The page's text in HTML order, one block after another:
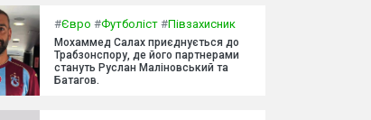
#Євро #Футболіст #Півзахисник
Мохаммед Салах приєднується до
Трабзонспору, де його партнерами
стануть Руслан Маліновський та
Батагов.